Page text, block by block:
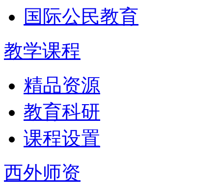
国际公民教育
教学课程
精品资源
教育科研
课程设置
西外师资